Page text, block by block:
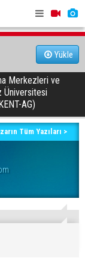
Yükle
Bazı
Merkezleri ve
Üniversitesi
AG)
Tüm Yazıları >